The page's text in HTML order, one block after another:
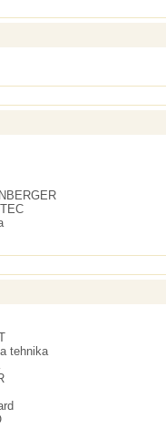
tehnika